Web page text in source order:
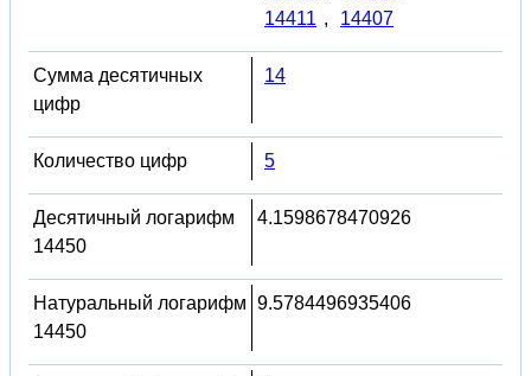
14411 , 14407
Сумма десятичных
цифр
14
Количество цифр 5
Десятичный логарифм
14450
4.1598678470926
Натуральный логарифм
14450
9.5784496935406